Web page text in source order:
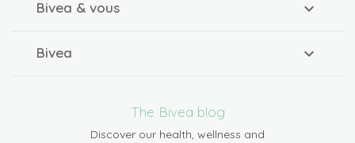
Bivea & vous
Bivea
The Bivea blog
Discover our health, wellness and